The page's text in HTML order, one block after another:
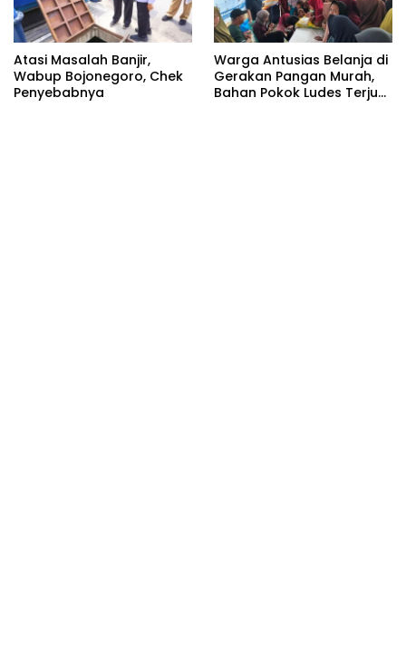
Atasi Masalah Banjir,
Wabup Bojonegoro, Chek
Penyebabnya
Warga Antusias Belanja di
Gerakan Pangan Murah,
Bahan Pokok Ludes Terjual